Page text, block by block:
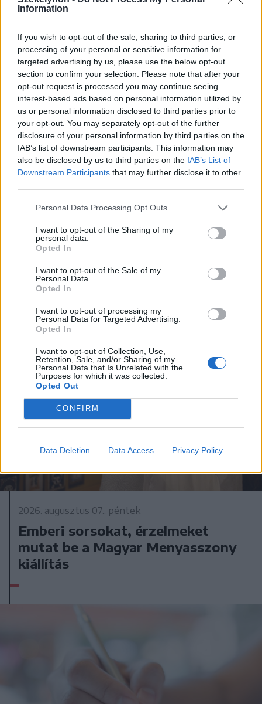
Information
If you wish to opt-out of the sale, sharing to third parties, or
processing of your personal or sensitive information for
targeted advertising by us, please use the below opt-out
section to confirm your selection. Please note that after your
opt-out request is processed you may continue seeing
interest-based ads based on personal information utilized by
us or personal information disclosed to third parties prior to
your opt-out. You may separately opt-out of the further
disclosure of your personal information by third parties on the
IAB’s list of downstream participants. This information may
also be disclosed by us to third parties on the IAB’s List of
Downstream Participants that may further disclose it to other
Personal Data Processing Opt Outs
I want to opt-out of the Sharing of my
personal data.
Opted In
I want to opt-out of the Sale of my
Personal Data.
Opted In
I want to opt-out of processing my
Personal Data for Targeted Advertising.
Opted In
I want to opt-out of Collection, Use,
Retention, Sale, and/or Sharing of my
Personal Data that Is Unrelated with the
Purposes for which it was collected.
Opted Out
CONFIRM
Data Deletion Data Access Privacy Policy
2026. augusztus 07., péntek
A közvilágításon spórol a
sepsiszentgyörgyi önkormányzat
2026. augusztus 07., péntek
Emberi sorsokat, érzelmeket
mutat be a Magyar Menyasszony
kiállítás